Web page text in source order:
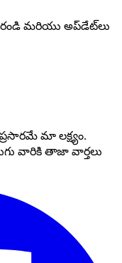
మరియు అప్‌డేట్‌లు
మా లక్ష్యం.
వారికి తాజా వార్తలు